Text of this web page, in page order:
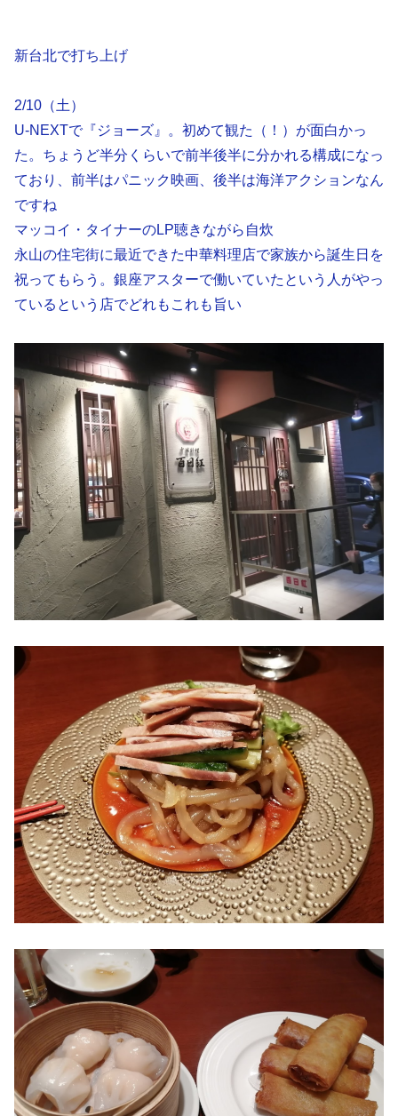
新台北で打ち上げ
2/10（土）
U-NEXTで『ジョーズ』。初めて観た（！）が面白かっ
た。ちょうど半分くらいで前半後半に分かれる構成になっ
ており、前半はパニック映画、後半は海洋アクションなん
ですね
マッコイ・タイナーのLP聴きながら自炊
永山の住宅街に最近できた中華料理店で家族から誕生日を
祝ってもらう。銀座アスターで働いていたという人がやっ
ているという店でどれもこれも旨い